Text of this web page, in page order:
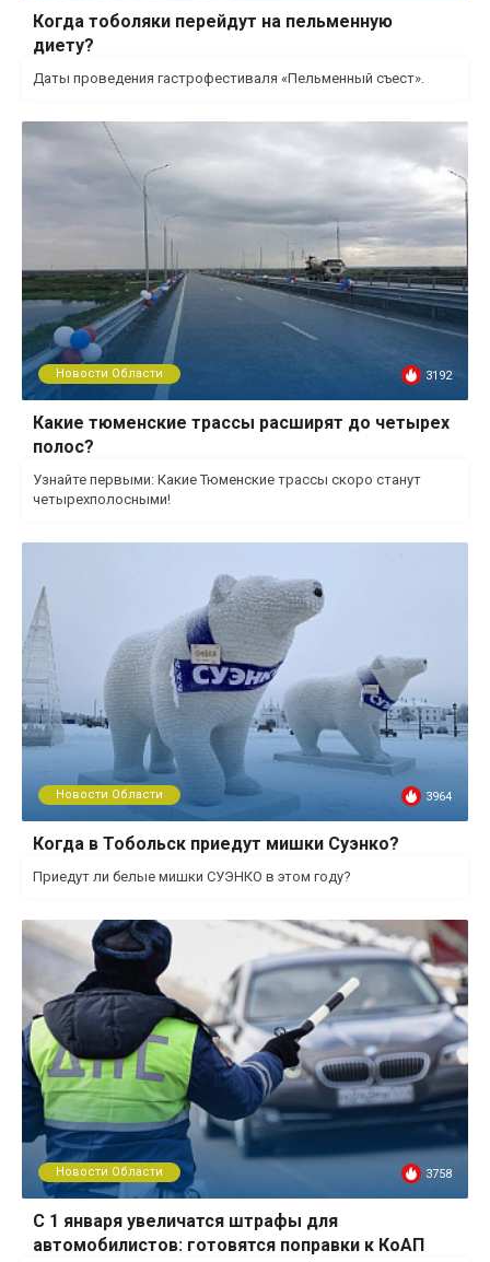
Когда тоболяки перейдут на пельменную
диету?
Даты проведения гастрофестиваля «Пельменный съест».
Новости Области 3192
Какие тюменские трассы расширят до четырех
полос?
Узнайте первыми: Какие Тюменские трассы скоро станут
четырехполосными!
Новости Области 3964
Когда в Тобольск приедут мишки Суэнко?
Приедут ли белые мишки СУЭНКО в этом году?
Новости Области 3758
С 1 января увеличатся штрафы для
автомобилистов: готовятся поправки к КоАП